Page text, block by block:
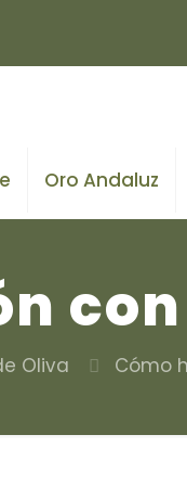
Oro Andaluz
Oliva Cómo